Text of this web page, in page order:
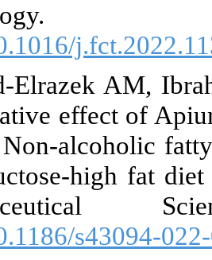
[
22.
ameliorative
against Non-
high
[